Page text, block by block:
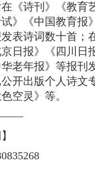
《诗刊》《教育
试》《中国教育报
表诗词数十首；
日报》《四川日
老年报》等报刊
开出版个人诗文
空灵》等。